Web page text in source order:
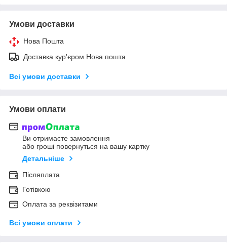
Умови доставки
Нова Пошта
Доставка кур'єром Нова пошта
Всі умови доставки
Умови оплати
Ви отримаєте замовлення
або гроші повернуться на вашу картку
Детальніше
Післяплата
Готівкою
Оплата за реквізитами
Всі умови оплати